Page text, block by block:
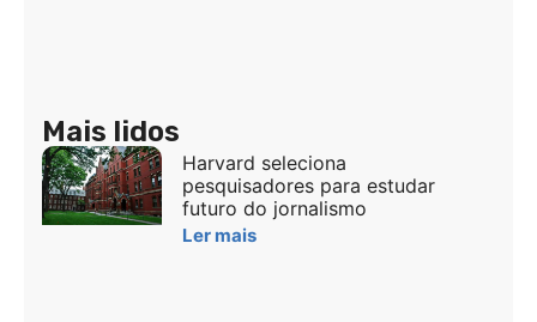
Mais lidos
Harvard seleciona
pesquisadores para estudar
futuro do jornalismo
Ler mais